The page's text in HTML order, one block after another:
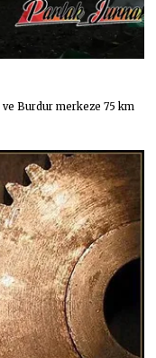
ve Burdur merkeze 75 km